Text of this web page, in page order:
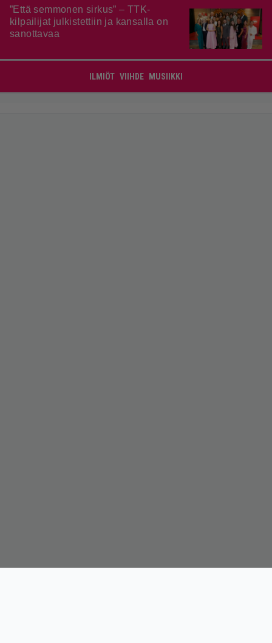
”Että semmonen sirkus” – TTK-
kilpailijat julkistettiin ja kansalla on
sanottavaa
ILMIÖT VIIHDE MUSIIKKI